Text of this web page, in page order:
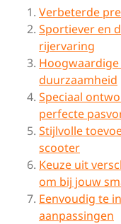
Verbeterde
Sportiever en
rijervaring
duurzaamheid
Speciaal
perfecte
Stijlvolle
scooter
Keuze uit
om bij jouw
Eenvoudig te
aanpassingen